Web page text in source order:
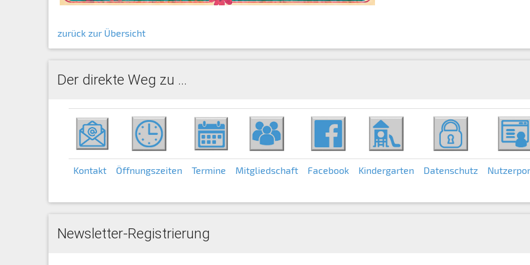
zurück zur Übersicht
Der direkte Weg zu ...
Kontakt Öffnungszeiten Termine Mitgliedschaft Facebook Kindergarten Datenschutz
Newsletter-Registrierung